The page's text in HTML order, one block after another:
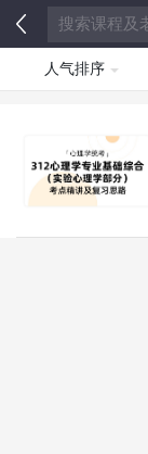
人气排序